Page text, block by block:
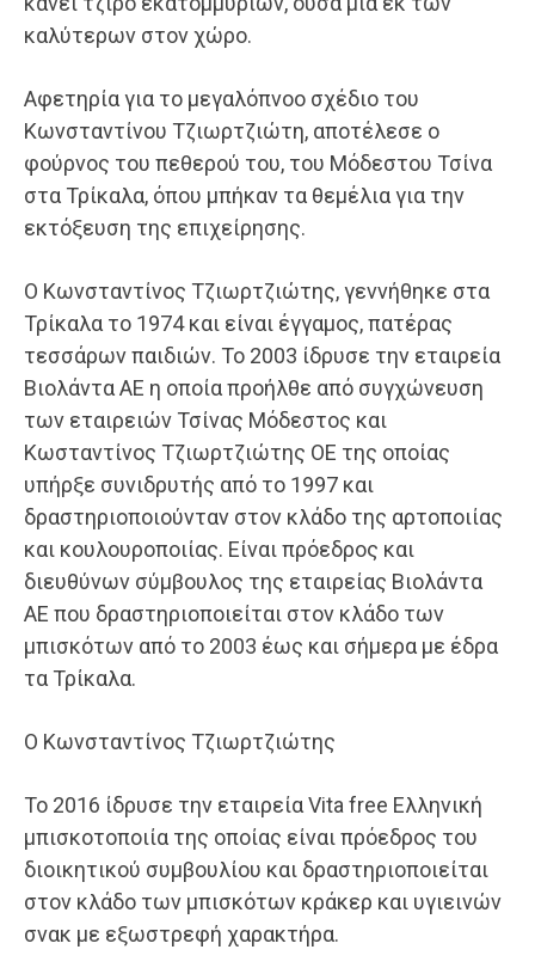
καλύτερων στον χώρο.
Αφετηρία για το μεγαλόπνοο σχέδιο του
Κωνσταντίνου Τζιωρτζιώτη, αποτέλεσε ο
φούρνος του πεθερού του, του Μόδεστου Τσίνα
στα Τρίκαλα, όπου μπήκαν τα θεμέλια για την
εκτόξευση της επιχείρησης.
Ο Κωνσταντίνος Τζιωρτζιώτης, γεννήθηκε στα
Τρίκαλα το 1974 και είναι έγγαμος, πατέρας
τεσσάρων παιδιών. Το 2003 ίδρυσε την εταιρεία
Βιολάντα ΑΕ η οποία προήλθε από συγχώνευση
των εταιρειών Τσίνας Μόδεστος και
Κωσταντίνος Τζιωρτζιώτης ΟΕ της οποίας
υπήρξε συνιδρυτής από το 1997 και
δραστηριοποιούνταν στον κλάδο της αρτοποιίας
και κουλουροποιίας. Είναι πρόεδρος και
διευθύνων σύμβουλος της εταιρείας Βιολάντα
ΑΕ που δραστηριοποιείται στον κλάδο των
μπισκότων από το 2003 έως και σήμερα με έδρα
τα Τρίκαλα.
Ο Κωνσταντίνος Τζιωρτζιώτης
Το 2016 ίδρυσε την εταιρεία Vita free Ελληνική
μπισκοτοποιία της οποίας είναι πρόεδρος του
διοικητικού συμβουλίου και δραστηριοποιείται
στον κλάδο των μπισκότων κράκερ και υγιεινών
σνακ με εξωστρεφή χαρακτήρα.